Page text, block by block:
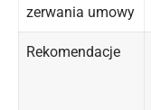
zerwania umowy
Rekomendacje